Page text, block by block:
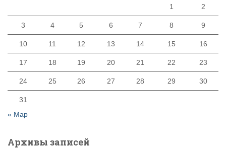
1 2
3 4 5 6 7 8 9
10 11 12 13 14 15 16
17 18 19 20 21 22 23
24 25 26 27 28 29 30
31
« Мар
Архивы записей